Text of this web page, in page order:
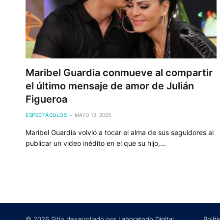
Maribel Guardia conmueve al compartir
el último mensaje de amor de Julián
Figueroa
ESPECTÁCULOS MAYO 12, 2025
Maribel Guardia volvió a tocar el alma de sus seguidores al
publicar un video inédito en el que su hijo,…